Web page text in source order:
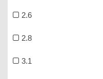
2.6
2.8
3.1